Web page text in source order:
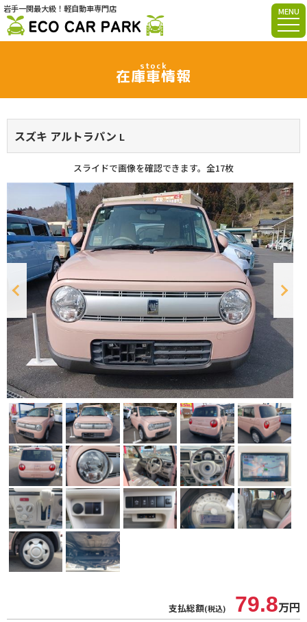
岩手一関最大級！軽自動車専門店 MENU
stock
在庫車情報
スズキ アルトラパン L
スライドで画像を確認できます。 全17枚
支払総額(税込) 79.8万円